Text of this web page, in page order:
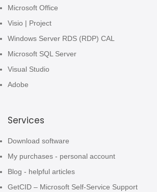
Microsoft Office
Visio | Project
Windows Server RDS (RDP) CAL
Microsoft SQL Server
Visual Studio
Adobe
Services
Download software
My purchases - personal account
Blog - helpful articles
GetCID – Microsoft Self-Service Support